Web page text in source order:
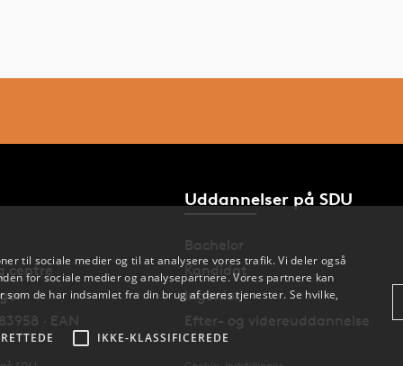
centre
· EAN
Uddannelser på SDU
Bachelor
Kandidat
Ingeniør
Efter- og videreuddannelse
til sociale medier og til at analysere vores trafik. Vi deler også
for sociale medier og analysepartnere. Vores partnere kan
de har indsamlet fra din brug af deres tjenester. Se hvilke,
IKKE-KLASSIFICEREDE